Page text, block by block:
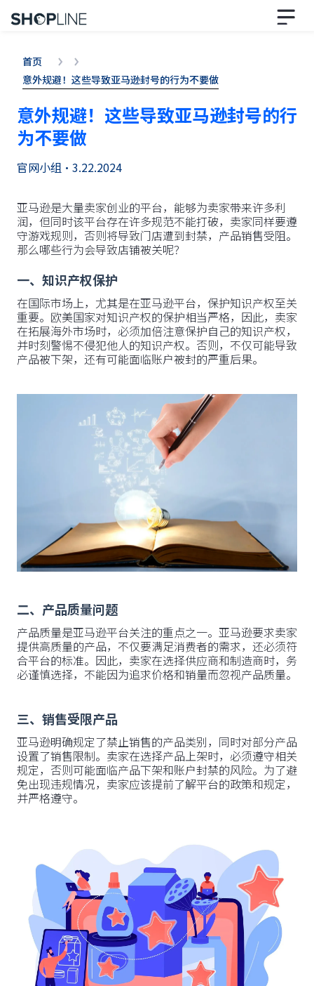
首页
意外规避！这些导致亚马逊封号的行为不要做
意外规避！这些导致亚马逊封号的行
为不要做
官网小组 • 3.22.2024
亚马逊是大量卖家创业的平台，能够为卖家带来许多利
润，但同时该平台存在许多规范不能打破，卖家同样要遵
守游戏规则，否则将导致门店遭到封禁，产品销售受阻。
那么哪些行为会导致店铺被关呢？
一、知识产权保护
在国际市场上，尤其是在亚马逊平台，保护知识产权至关
重要。欧美国家对知识产权的保护相当严格，因此，卖家
在拓展海外市场时，必须加倍注意保护自己的知识产权，
并时刻警惕不侵犯他人的知识产权。否则，不仅可能导致
产品被下架，还有可能面临账户被封的严重后果。
二、产品质量问题
产品质量是亚马逊平台关注的重点之一。亚马逊要求卖家
提供高质量的产品，不仅要满足消费者的需求，还必须符
合平台的标准。因此，卖家在选择供应商和制造商时，务
必谨慎选择，不能因为追求价格和销量而忽视产品质量。
三、销售受限产品
亚马逊明确规定了禁止销售的产品类别，同时对部分产品
设置了销售限制。卖家在选择产品上架时，必须遵守相关
规定，否则可能面临产品下架和账户封禁的风险。为了避
免出现违规情况，卖家应该提前了解平台的政策和规定，
并严格遵守。